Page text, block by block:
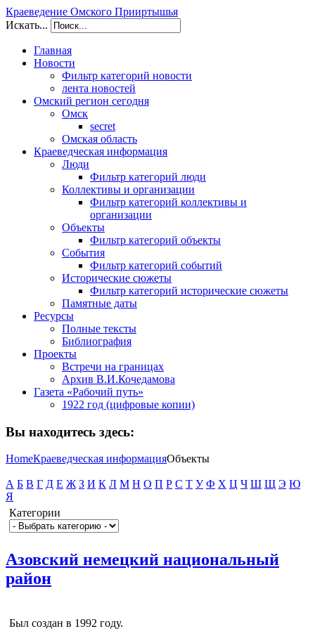
Краеведение Омского Прииртышья
Искать...
Главная
Новости
Фильтр категорий новости
лента новостей
Омский регион сегодня
Омск
secret
Омская область
Краеведческая информация
Люди
Фильтр категорий люди
Коллективы и организации
Фильтр категорий коллективы и
организации
Объекты
Фильтр категорий объекты
События
Фильтр категорий событий
Исторические сюжеты
Фильтр категорий исторические сюжеты
Памятные даты
Ресурсы
Полные тексты
Библиография
Проекты
Встречи на границах
Архив В.И.Кочедамова
Газета «Рабочий путь»
1922 год (цифровые копии)
Вы находитесь здесь:
HomeКраеведческая информацияОбъекты
А Б В Г Д Е Ж З И К Л М Н О П Р С Т У Ф Х Ц Ч Ш Щ Э Ю
Я
Категории
Азовский немецкий национальный
район
Был создан в 1992 году.